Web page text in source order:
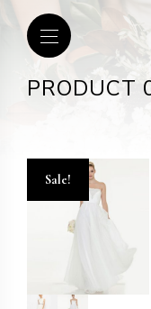
PRODUCT
Sale!